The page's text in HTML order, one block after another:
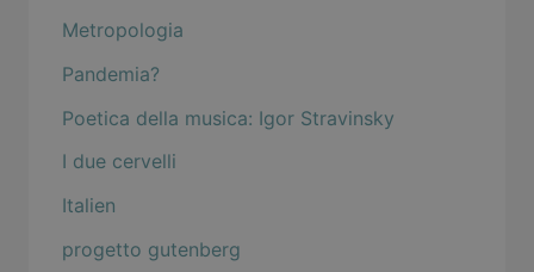
Metropologia
Pandemia?
Poetica della musica: Igor Stravinsky
I due cervelli
Italien
progetto gutenberg